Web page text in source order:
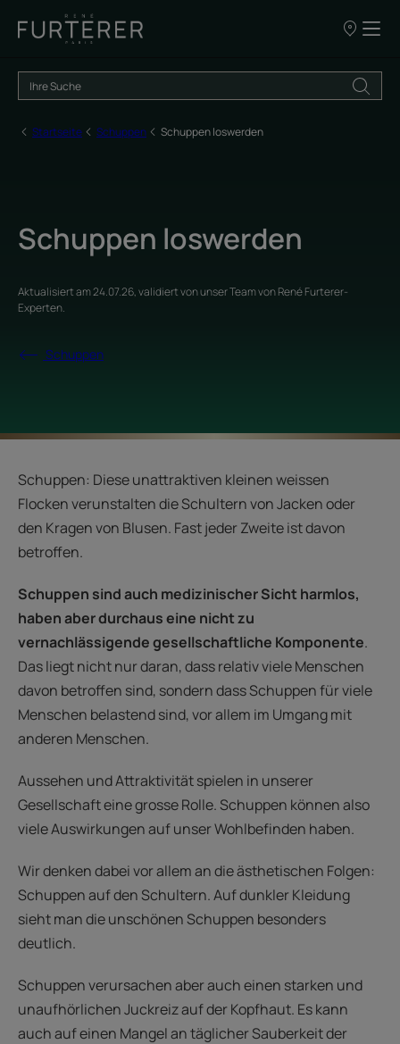
UNSERE
Startseite Schuppen Schuppen loswerden
Schuppen loswerden
Aktualisiert am24.07.26, validiert vonunser Team von René Furterer-
Experten.
Schuppen
Schuppen: Diese unattraktiven kleinen weissen
Flocken verunstalten die Schultern von Jacken oder
den Kragen von Blusen. Fast jeder Zweite ist davon
betroffen.
Schuppen sind auch medizinischer Sicht harmlos,
haben aber durchaus eine nicht zu
vernachlässigende gesellschaftliche Komponente.
Das liegt nicht nur daran, dass relativ viele Menschen
davon betroffen sind, sondern dass Schuppen für viele
Menschen belastend sind, vor allem im Umgang mit
anderen Menschen.
Aussehen und Attraktivität spielen in unserer
Gesellschaft eine grosse Rolle. Schuppen können also
viele Auswirkungen auf unser Wohlbefinden haben.
Wir denken dabei vor allem an die ästhetischen Folgen:
Schuppen auf den Schultern. Auf dunkler Kleidung
sieht man die unschönen Schuppen besonders
deutlich.
Schuppen verursachen aber auch einen starken und
unaufhörlichen Juckreiz auf der Kopfhaut. Es kann
auch auf einen Mangel an täglicher Sauberkeit der